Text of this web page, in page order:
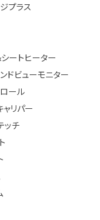
プラス
ートヒーター
ドビューモニター
ール
リパー
ッチ